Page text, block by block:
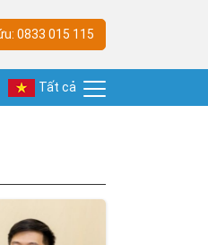
0833 015 115
Tất cả